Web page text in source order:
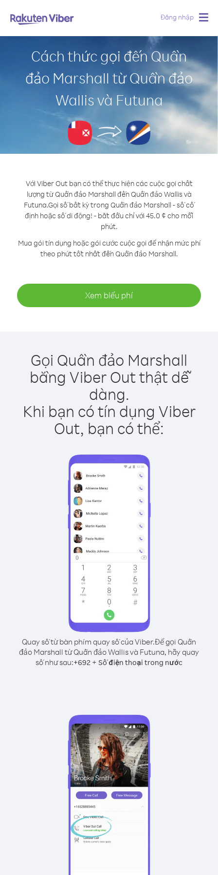
Đăng nhập
Cách thức gọi đến Quần
đảo Marshall từ Quần đảo
Wallis và Futuna
Với Viber Out bạn có thể thực hiện các cuộc gọi chất
lượng từ Quần đảo Marshall đến Quần đảo Wallis và
Futuna.Gọi số bất kỳ trong Quần đảo Marshall - số cố
định hoặc số di động! - bắt đầu chỉ với 45.0 ¢ cho mỗi
phút.
Mua gói tín dụng hoặc gói cước cuộc gọi để nhận mức phí
theo phút tốt nhất đến Quần đảo Marshall.
Xem biểu phí
Gọi Quần đảo Marshall
bằng Viber Out thật dễ
dàng.
Khi bạn có tín dụng Viber
Out, bạn có thể:
Quay số từ bàn phím quay số của Viber.Để gọi Quần
đảo Marshall từ Quần đảo Wallis và Futuna, hãy quay
số như sau:+692 + Số điện thoại trong nước